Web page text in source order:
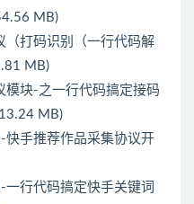
MB)
打码识别（一行代码解
MB)
块-之一行代码搞定接码
MB)
手推荐作品采集协议开
行代码搞定快手关键词